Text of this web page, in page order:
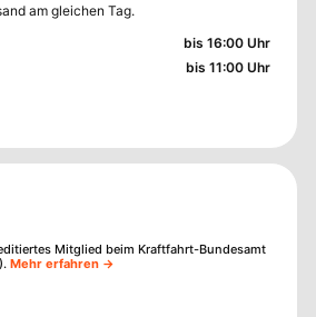
am gleichen Tag.
bis 16:00 Uhr
bis 11:00 Uhr
Mitglied beim Kraftfahrt-Bundesamt
. Mehr erfahren →